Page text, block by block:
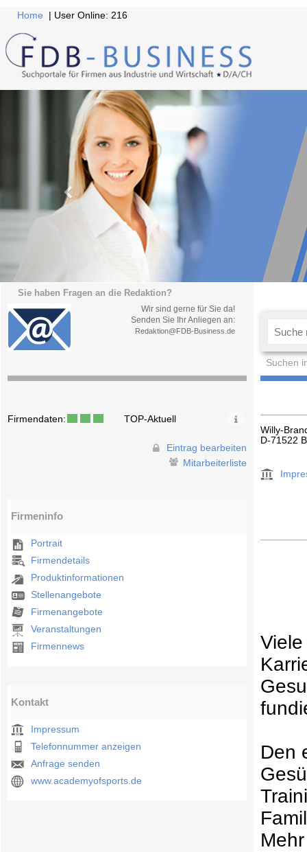
Home | User Online: 216
Sie haben Fragen an die Redaktion?
Wir sind gerne für Sie da!
Senden Sie Ihr Anliegen an:
Redaktion@FDB-Business.de
Suchen
Firmendaten: TOP-Aktuell
Eintrag bearbeiten
Mitarbeiterliste
Firmeninfo
Portrait
Firmendetails
Produktinformationen
Stellenangebote
Firmenangebote
Veranstaltungen
Firmennews
Kontakt
Impressum
Telefonnummer anzeigen
Anfrage senden
www.academyofsports.de
Willy-
D-71522
Den